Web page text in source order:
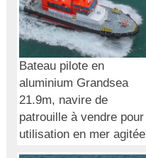
Bateau pilote en
aluminium Grandsea
21.9m, navire de
patrouille à vendre pour
utilisation en mer agitée